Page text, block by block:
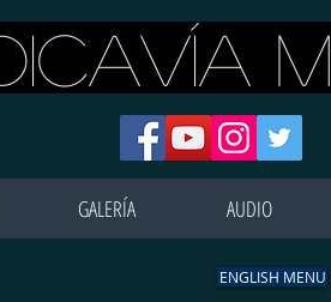
GALERÍA AUDIO
ENGLISH MENU